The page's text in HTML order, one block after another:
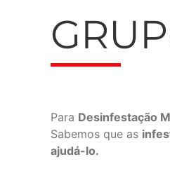
Para Desinfestação
Sabemos que as
ajudá-lo.